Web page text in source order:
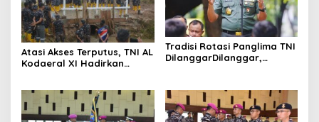
Atasi Akses Terputus, TNI AL
Kodaeral XI Hadirkan
Selatan
Tradisi Rotasi Panglima TNI
DilanggarDilanggar,